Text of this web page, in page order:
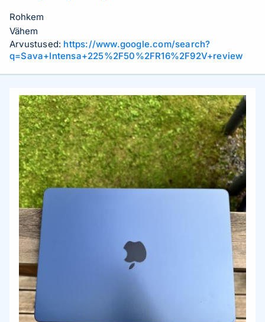
Rohkem
Vähem
Arvustused: https://www.google.com/search?
q=Sava+Intensa+225%2F50%2FR16%2F92V+review